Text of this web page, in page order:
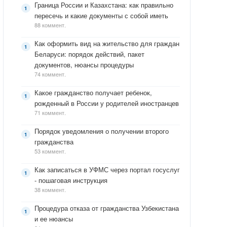
Граница России и Казахстана: как правильно
пересечь и какие документы с собой иметь
88 коммент.
Как оформить вид на жительство для граждан
Беларуси: порядок действий, пакет
документов, нюансы процедуры
74 коммент.
Какое гражданство получает ребенок,
рожденный в России у родителей иностранцев
71 коммент.
Порядок уведомления о получении второго
гражданства
53 коммент.
Как записаться в УФМС через портал госуслуг
- пошаговая инструкция
38 коммент.
Процедура отказа от гражданства Узбекистана
и ее нюансы